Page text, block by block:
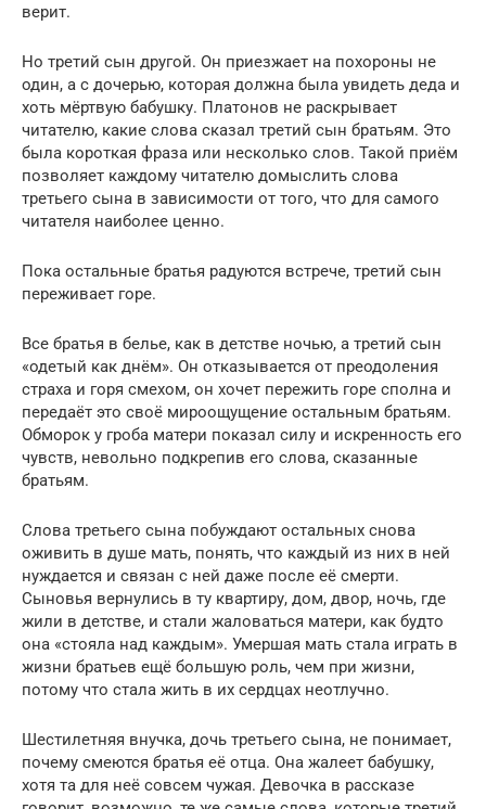
верит.
Но третий сын другой. Он приезжает на похороны не
один, а с дочерью, которая должна была увидеть деда и
хоть мёртвую бабушку. Платонов не раскрывает
читателю, какие слова сказал третий сын братьям. Это
была короткая фраза или несколько слов. Такой приём
позволяет каждому читателю домыслить слова
третьего сына в зависимости от того, что для самого
читателя наиболее ценно.
Пока остальные братья радуются встрече, третий сын
переживает горе.
Все братья в белье, как в детстве ночью, а третий сын
«одетый как днём». Он отказывается от преодоления
страха и горя смехом, он хочет пережить горе сполна и
передаёт это своё мироощущение остальным братьям.
Обморок у гроба матери показал силу и искренность его
чувств, невольно подкрепив его слова, сказанные
братьям.
Слова третьего сына побуждают остальных снова
оживить в душе мать, понять, что каждый из них в ней
нуждается и связан с ней даже после её смерти.
Сыновья вернулись в ту квартиру, дом, двор, ночь, где
жили в детстве, и стали жаловаться матери, как будто
она «стояла над каждым». Умершая мать стала играть в
жизни братьев ещё большую роль, чем при жизни,
потому что стала жить в их сердцах неотлучно.
Шестилетняя внучка, дочь третьего сына, не понимает,
почему смеются братья её отца. Она жалеет бабушку,
хотя та для неё совсем чужая. Девочка в рассказе